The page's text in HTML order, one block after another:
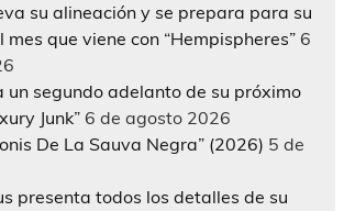
su alineación y se prepara para su
que viene con “Hempispheres” 6
un segundo adelanto de su próximo
Junk” 6 de agosto 2026
De La Sauva Negra” (2026) 5 de
presenta todos los detalles de su